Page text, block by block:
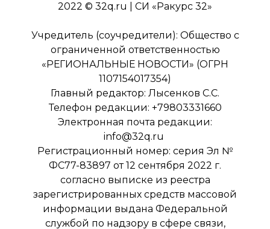
2022 © 32q.ru | СИ «Ракурс 32»
Учредитель (соучредители): Общество с
ограниченной ответственностью
«РЕГИОНАЛЬНЫЕ НОВОСТИ» (ОГРН
1107154017354)
Главный редактор: Лысенков С.С.
Телефон редакции: +79803331660
Электронная почта редакции:
info@32q.ru
Регистрационный номер: серия Эл №
ФС77-83897 от 12 сентября 2022 г.
согласно выписке из реестра
зарегистрированных средств массовой
информации выдана Федеральной
службой по надзору в сфере связи,